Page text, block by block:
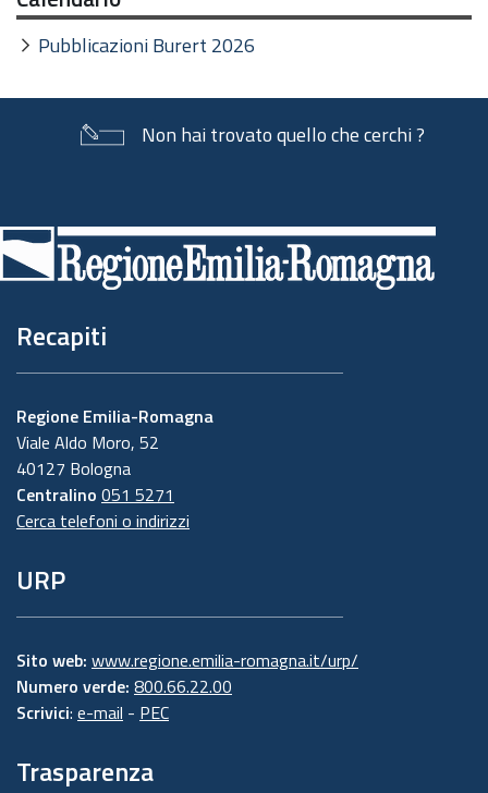
Pubblicazioni Burert 2026
Non hai trovato quello che cerchi ?
di
pagina
Recapiti
Regione Emilia-Romagna
Viale Aldo Moro, 52
40127 Bologna
Centralino 051 5271
Cerca telefoni o indirizzi
URP
Sito web: www.regione.emilia-romagna.it/urp/
Numero verde: 800.66.22.00
Scrivici: e-mail - PEC
Trasparenza